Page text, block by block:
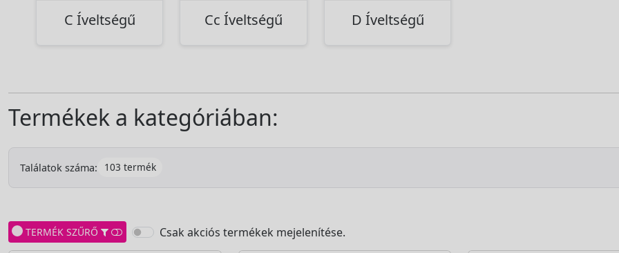
C Íveltségű Cc Íveltségű D Íveltségű
Termékek a kategóriában:
Találatok száma: 103 termék
TERMÉK SZŰRŐ Csak akciós termékek mejelenítése.